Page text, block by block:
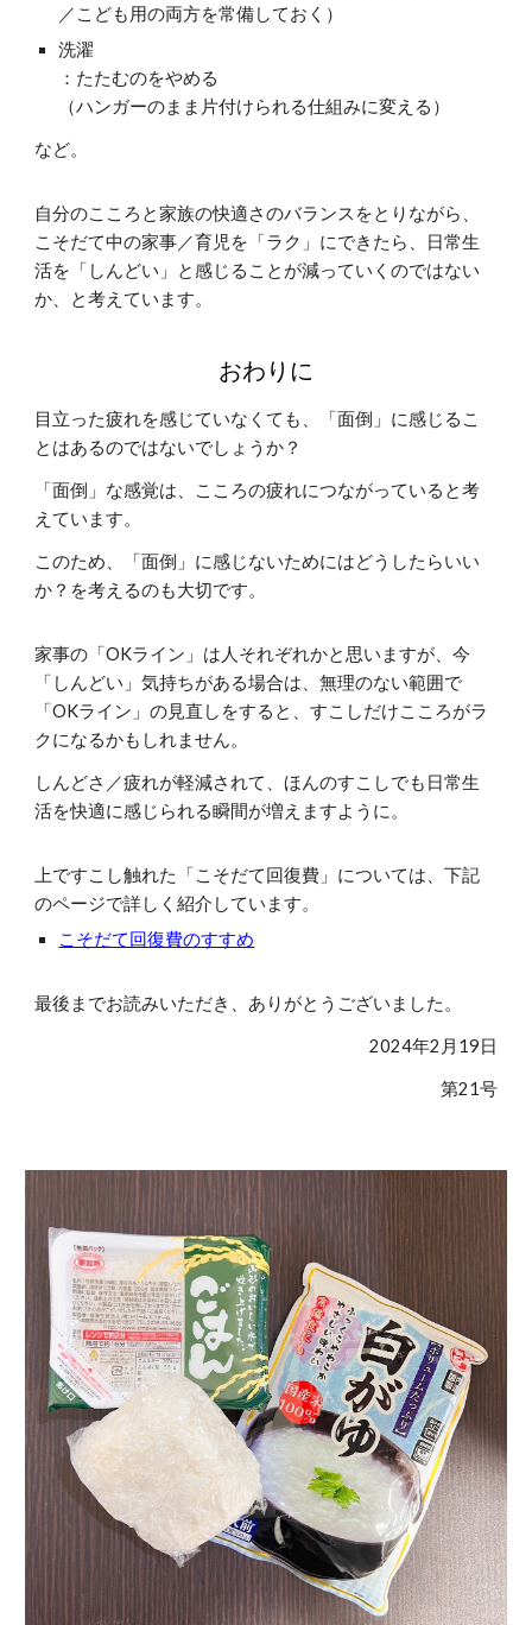
／こども用の両方を常備しておく）
洗濯
：たたむのをやめる
（ハンガーのまま片付けられる仕組みに変える）
など。
自分のこころと家族の快適さのバランスをとりながら、
こそだて中の家事／育児を「ラク」にできたら、日常生
活を「しんどい」と感じることが減っていくのではない
か、と考えています。
おわりに
目立った疲れを感じていなくても、「面倒」に感じるこ
とはあるのではないでしょうか？
「面倒」 な感覚は、こころの疲れにつながっていると考
えてい ます。
このため、
「面倒」に感じないためにはどうしたらいい
か？を考えるのも大切です。
家事の「OKライン」は人それぞれかと思いますが、今
「しんどい」気持ちがある場合は、無理のない範囲で
「OKライン」の見直しをすると、すこしだけこころがラ
クになるかもしれません。
しんどさ／疲れが軽減されて、ほんのすこしでも 日常生
活を快適に感じられる瞬間が増えますように。
上ですこし触れた「こそだて回復費」については、下記
のページで詳しく紹介しています。
こそだて回復費のすすめ
最後までお読みいただき、ありがとうございました。
2024年2月19日
第21号